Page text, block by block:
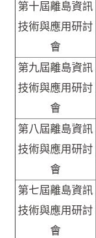
第十屆離島資訊
技術與應用研討
會
第九屆離島資訊
技術與應用研討
會
第八屆離島資訊
技術與應用研討
會
第七屆離島資訊
技術與應用研討
會